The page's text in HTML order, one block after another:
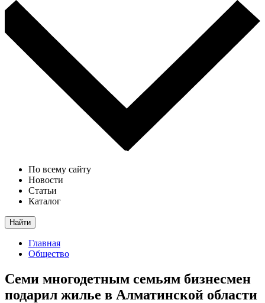
По всему сайту
Новости
Статьи
Каталог
Найти
Главная
Общество
Семи многодетным семьям бизнесмен
подарил жилье в Алматинской области